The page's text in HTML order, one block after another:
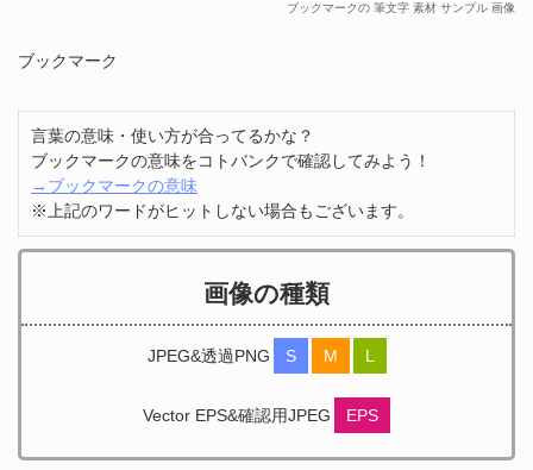
ブックマークの 筆文字 素材 サンプル 画像
ブックマーク
言葉の意味・使い方が合ってるかな？
ブックマークの意味をコトバンクで確認してみよう！
→ブックマークの意味
※上記のワードがヒットしない場合もございます。
画像の種類
JPEG&透過PNG S M L
Vector EPS&確認用JPEG EPS